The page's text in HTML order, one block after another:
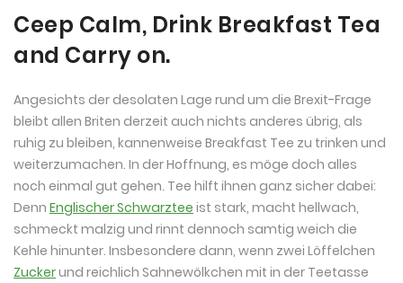
Ceep Calm, Drink Breakfast Tea
and Carry on.
Angesichts der desolaten Lage rund um die Brexit-Frage
bleibt allen Briten derzeit auch nichts anderes übrig, als
ruhig zu bleiben, kannenweise Breakfast Tee zu trinken und
weiterzumachen. In der Hoffnung, es möge doch alles
noch einmal gut gehen. Tee hilft ihnen ganz sicher dabei:
Denn Englischer Schwarztee ist stark, macht hellwach,
schmeckt malzig und rinnt dennoch samtig weich die
Kehle hinunter. Insbesondere dann, wenn zwei Löffelchen
Zuckerund reichlich Sahnewölkchen mit in der Teetasse